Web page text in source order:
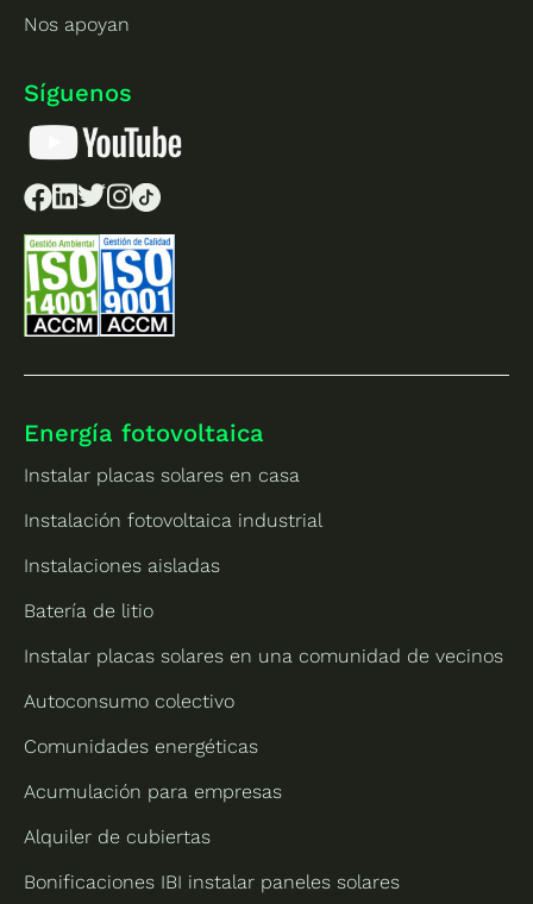
Nos apoyan
Síguenos
Energía fotovoltaica
Instalar placas solares en casa
Instalación fotovoltaica industrial
Instalaciones aisladas
Batería de litio
Instalar placas solares en una comunidad de vecinos
Autoconsumo colectivo
Comunidades energéticas
Acumulación para empresas
Alquiler de cubiertas
Bonificaciones IBI instalar paneles solares